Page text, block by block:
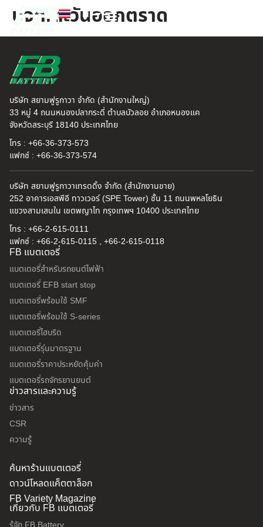
TH
EN
บจก.ตะวันออกตราด
บริษัท สยามฟูรูกาวา จำกัด (สำนักงานใหญ่)
33 หมู่ 4 ถนนหนองปลากระดี่ ตำบลบัวลอย อำเภอหนองแค
จังหวัดสระบุรี 18140 ประเทศไทย
โทร : +66-36-373-573
แฟกซ์ : +66-36-373-574
บริษัท สยามฟูรูกาวาเทรดดิ้ง จำกัด (สำนักงานขาย)
252 อาคารเอสพีอี ทาวเวอร์ (SPE Tower) ชั้น 11 ถนนพหลโยธิน
แขวงสามเสนใน เขตพญาไท กรุงเทพฯ 10400 ประเทศไทย
โทร : +66-2-615-0111
แฟกซ์ : +66-2-615-0115 , +66-2-615-0118
FB แบตเตอรี่
แบตเตอรี่สำหรับรถยนต์ไฟฟ้า
แบตเตอรี่ EFB start stop
แบตเตอรี่พร้อมใช้ SMF
แบตเตอรี่พร้อมใช้ S-series
แบตเตอรี่ไฮบริด
แบตเตอรี่รุ่นมาตรฐาน
แบตเตอรี่ราคาประหยัดคุ้มค่า
แบตเตอรี่รถจักรยานยนต์
ข่าวสารและความรู้
ข่าวสาร
CSR
ความรู้
ค้นหาร้านแบตเตอรี่
ดาวน์โหลดแค็ตตาล็อก
FB Variety Magazine
เกี่ยวกับ FB แบตเตอรี่